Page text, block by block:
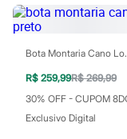
Relógios
Calçados
Botas
Chinelos
Sandálias
Sapatilhas
Tênis
Marcas
Bota
R$ 259,99R$ 269,99
30% OFF - CUPOM
Exclusivo Digital